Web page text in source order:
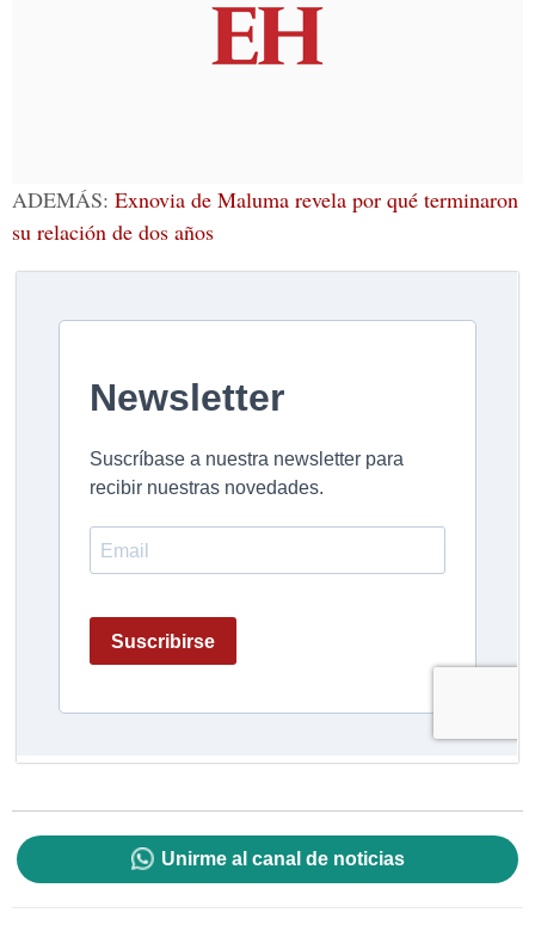
ADEMÁS: Exnovia de Maluma revela por qué terminaron
su relación de dos años
Unirme al canal de noticias